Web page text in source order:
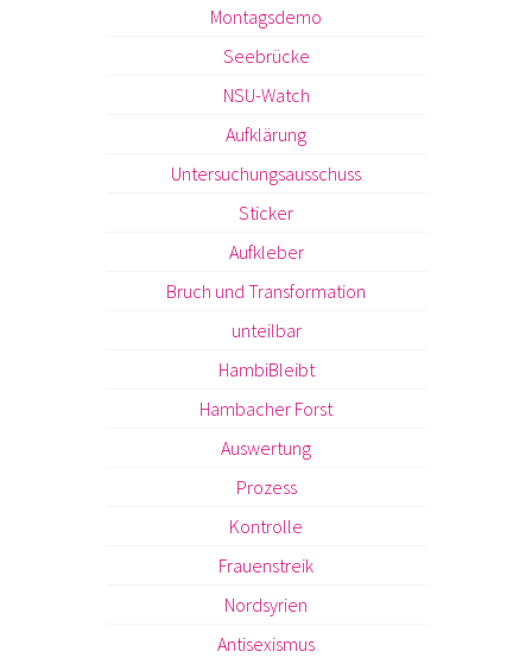
Montagsdemo
Seebrücke
NSU-Watch
Aufklärung
Untersuchungsausschuss
Sticker
Aufkleber
Bruch und Transformation
unteilbar
HambiBleibt
Hambacher Forst
Auswertung
Prozess
Kontrolle
Frauenstreik
Nordsyrien
Antisexismus